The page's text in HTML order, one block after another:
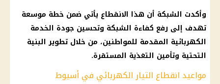
وأكدت الشبكة أن هذا الانقطاع يأتي ضمن خطة موسعة
تهدف إلى رفع كفاءة الشبكة وتحسين جودة الخدمة
الكهربائية المقدمة للمواطنين، من خلال تطويرالبنية
التحتية وتأمين التغذية المستقرة.
مواعيد انقطاع التيار الكهربائي في أسيوط